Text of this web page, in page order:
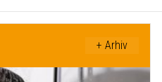
+ Arhiv